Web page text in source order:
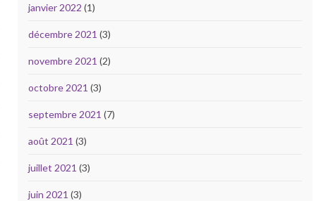
janvier 2022 (1)
décembre 2021 (3)
novembre 2021 (2)
octobre 2021 (3)
septembre 2021 (7)
août 2021 (3)
juillet 2021 (3)
juin 2021 (3)